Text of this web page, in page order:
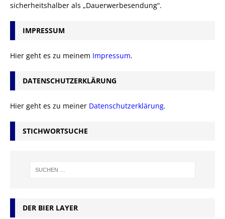
sicherheitshalber als „Dauerwerbesendung“.
IMPRESSUM
Hier geht es zu meinem Impressum.
DATENSCHUTZERKLÄRUNG
Hier geht es zu meiner Datenschutzerklärung.
STICHWORTSUCHE
DER BIER LAYER